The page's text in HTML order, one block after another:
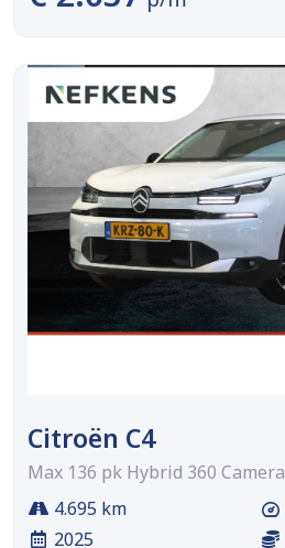
Citroën C4
Max 136 pk Hybrid 360 Camera
4.695 km
2025